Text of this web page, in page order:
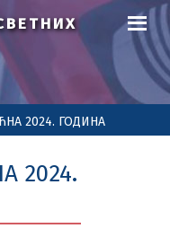
2024. ГОДИНА
2024.